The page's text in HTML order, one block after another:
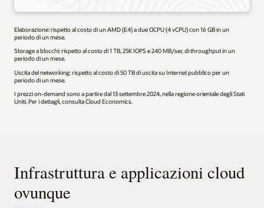
Elaborazione: rispetto al costo di un AMD (E4) a due OCPU (4 vCPU) con 16 GB in un
periodo di un mese.
Storage a blocchi: rispetto al costo di 1 TB, 25K IOPS e 240 MB/sec di throughput in un
periodo di un mese.
Uscita del networking: rispetto al costo di 50 TB di uscita su Internet pubblico per un
periodo di un mese.
I prezzi on-demand sono a partire dal 13 settembre 2024, nella regione orientale degli Stati
Uniti. Per i dettagli, consulta Cloud Economics.
Infrastruttura e applicazioni cloud
ovunque